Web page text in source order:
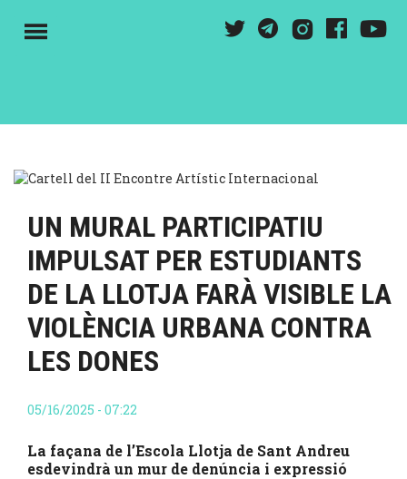
M T G I F Y
UN MURAL PARTICIPATIU
IMPULSAT PER ESTUDIANTS
DE LA LLOTJA FARÀ VISIBLE LA
VIOLÈNCIA URBANA CONTRA
LES DONES
05/16/2025 - 07:22
La façana de l’Escola Llotja de Sant Andreu
esdevindrà un mur de denúncia i expressió